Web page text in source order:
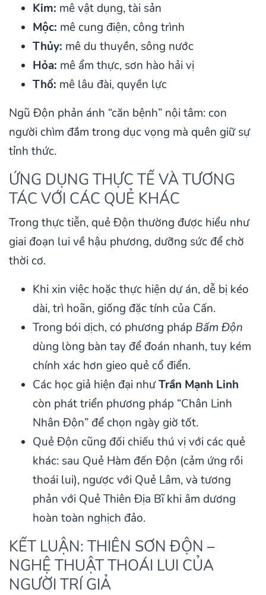
Kim: mê vật dụng, tài sản
Mộc: mê cung điện, công trình
Thủy: mê du thuyền, sông nước
Hỏa: mê ẩm thực, sơn hào hải vị
Thổ: mê lâu đài, quyền lực
Ngũ Độn phản ánh “căn bệnh” nội tâm: con
người chìm đắm trong dục vọng mà quên giữ sự
tỉnh thức.
ỨNG DỤNG THỰC TẾ VÀ TƯƠNG
TÁC VỚI CÁC QUẺ KHÁC
Trong thực tiễn, quẻ Độn thường được hiểu như
giai đoạn lui về hậu phương, dưỡng sức để chờ
thời cơ.
Khi xin việc hoặc thực hiện dự án, dễ bị kéo
dài, trì hoãn, giống đặc tính của Cấn.
Trong bói dịch, có phương pháp Bấm Độn
dùng lòng bàn tay để đoán nhanh, tuy kém
chính xác hơn gieo quẻ cổ điển.
Các học giả hiện đại nhưTrần Mạnh Linh
còn phát triển phương pháp “Chân Linh
Nhân Độn” để chọn ngày giờ tốt.
Quẻ Độn cũng đối chiếu thú vị với các quẻ
khác: sau Quẻ Hàm đến Độn (cảm ứng rồi
thoái lui), ngược với Quẻ Lâm, và tương
phản với Quẻ Thiên Địa Bĩ khi âm dương
hoàn toàn nghịch đảo.
KẾT LUẬN: THIÊN SƠN ĐỘN –
NGHỆ THUẬT THOÁI LUI CỦA
NGƯỜI TRÍ GIẢ